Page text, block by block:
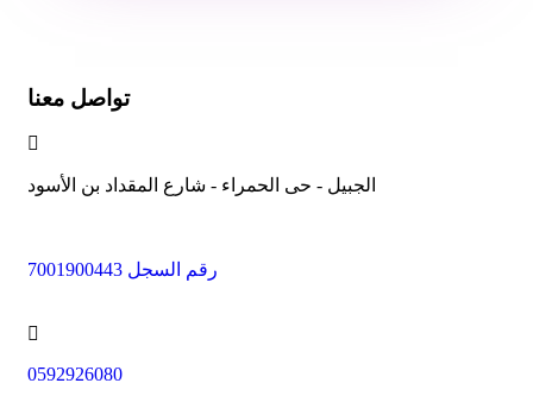
تواصل معنا
الجبيل - حى الحمراء - شارع المقداد بن الأسود
رقم السجل 7001900443
0592926080